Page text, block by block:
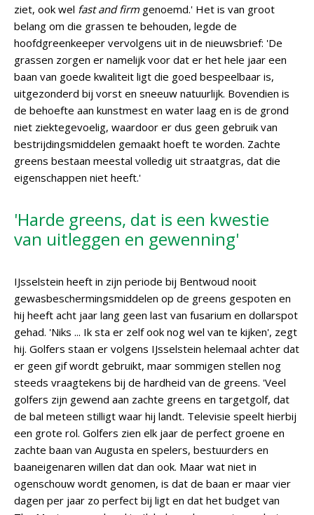
ziet, ook wel fast and firmgenoemd.' Het is van groot
belang om die grassen te behouden, legde de
hoofdgreenkeeper vervolgens uit in de nieuwsbrief: 'De
grassen zorgen er namelijk voor dat er het hele jaar een
baan van goede kwaliteit ligt die goed bespeelbaar is,
uitgezonderd bij vorst en sneeuw natuurlijk. Bovendien is
de behoefte aan kunstmest en water laag en is de grond
niet ziektegevoelig, waardoor er dus geen gebruik van
bestrijdingsmiddelen gemaakt hoeft te worden. Zachte
greens bestaan meestal volledig uit straatgras, dat die
eigenschappen niet heeft.'
'Harde greens, dat is een kwestie
van uitleggen en gewenning'
IJsselstein heeft in zijn periode bij Bentwoud nooit
gewasbeschermingsmiddelen op de greens gespoten en
hij heeft acht jaar lang geen last van fusarium en dollarspot
gehad. 'Niks ... Ik sta er zelf ook nog wel van te kijken', zegt
hij. Golfers staan er volgens IJsselstein helemaal achter dat
er geen gif wordt gebruikt, maar sommigen stellen nog
steeds vraagtekens bij de hardheid van de greens. 'Veel
golfers zijn gewend aan zachte greens en targetgolf, dat
de bal meteen stilligt waar hij landt. Televisie speelt hierbij
een grote rol. Golfers zien elk jaar de perfect groene en
zachte baan van Augusta en spelers, bestuurders en
baaneigenaren willen dat dan ook. Maar wat niet in
ogenschouw wordt genomen, is dat de baan er maar vier
dagen per jaar zo perfect bij ligt en dat het budget van